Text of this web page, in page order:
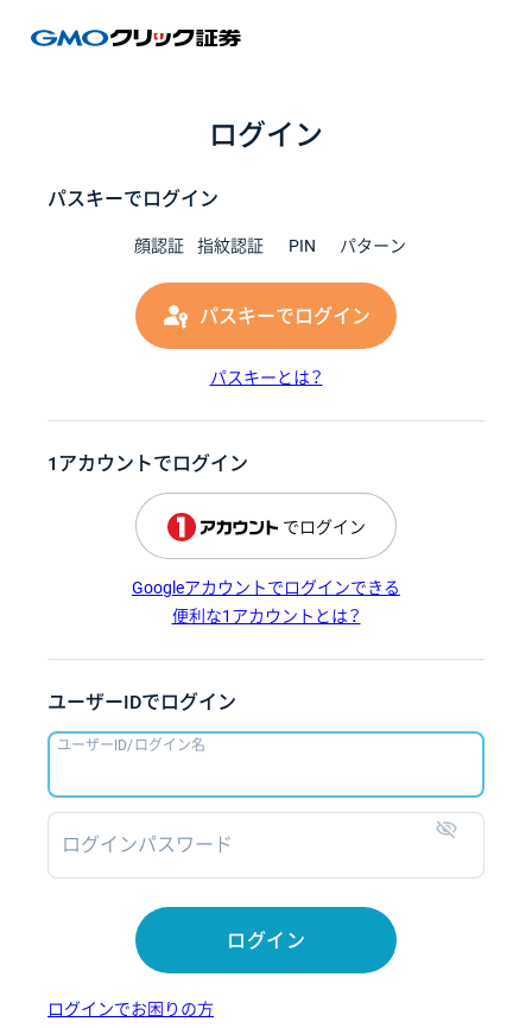
ログイン
パスキーでログイン
顔認証 指紋認証 PIN パターン
パスキーでログイン
パスキーとは？
1アカウントでログイン
でログイン
Googleアカウントでログインできる
便利な1アカウントとは？
ユーザーIDでログイン
ユーザーID/ログイン名
ログインパスワード
ログイン
ログインでお困りの方